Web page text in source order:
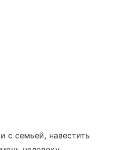
с семьей, навестить